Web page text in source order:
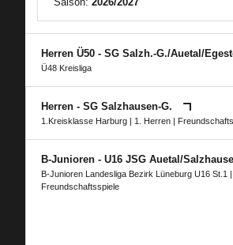
Herren Ü50 - SG Salzh.-G./​Auetal/​
Ü48 Kreisliga
Herren - SG Salzhausen-G.
1.Kreisklasse Harburg | 1. Herren |
B-Junioren - U16 JSG Auetal/​
B-Junioren Landesliga Bezirk Lüneburg U16 St.1 |
Freundschaftsspiele